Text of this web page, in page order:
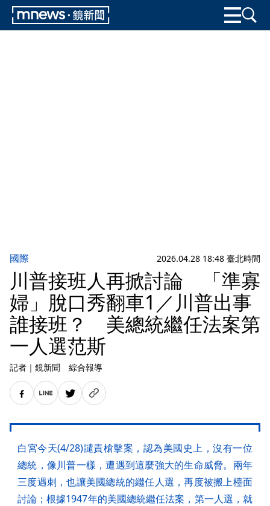
國際 2026.04.28 18:48 臺北時間
川普接班人再掀討論 「準寡
婦」脫口秀翻車1／川普出事
誰接班？ 美總統繼任法案第
一人選范斯
記者 ｜ 鏡新聞 綜合報導
白宮今天(4/28)譴責槍擊案，認為美國史上，沒有一位
總統，像川普一樣，遭遇到這麼強大的生命威脅。兩年
三度遇刺，也讓美國總統的繼任人選，再度被搬上檯面
討論；根據1947年的美國總統繼任法案，第一人選，就